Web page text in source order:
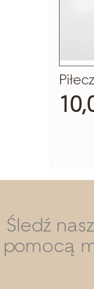
Śledź
pomocą